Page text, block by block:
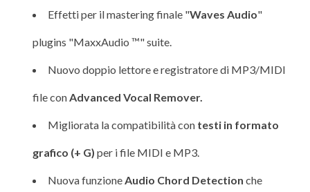
Effetti per il mastering finale "Waves Audio"
plugins "MaxxAudio ™" suite.
Nuovo doppio lettore e registratore di MP3/MIDI
file conAdvanced Vocal Remover.
Migliorata la compatibilità con testi in formato
grafico (+ G) per i file MIDI e MP3.
Nuova funzioneAudio Chord Detection che